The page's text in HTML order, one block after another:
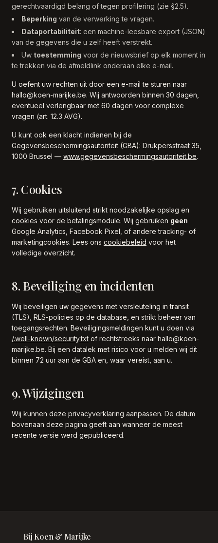
gerechtvaardigd belang of tegen profilering (zie §2.5).
Beperking van de verwerking te vragen.
Dataportabiliteit: een machine-leesbare export (JSON)
van de gegevens die u zelf heeft verstrekt.
Uw toestemming voor de nieuwsbrief op elk moment in
te trekken via de afmeldlink onderaan elke e-mail.
U oefent uw rechten uit door een e-mail te sturen naar
hallo@koen-marijke.be. Wij antwoorden binnen 30 dagen,
eventueel verlengbaar met 60 dagen voor complexe
vragen (art. 12.3 AVG).
U kunt ook een klacht indienen bij de
Gegevensbeschermingsautoriteit (GBA): Drukpersstraat 35,
1000 Brussel — www.gegevensbeschermingsautoriteit.be.
7. Cookies
Wij gebruiken uitsluitend strikt noodzakelijke opslag en
cookies voor de betalingsmodule. Wij gebruiken geen
Google Analytics, Facebook Pixel, of andere tracking- of
marketingcookies. Lees ons cookiebeleid voor het
volledige overzicht.
8. Beveiliging en incidenten
Wij beveiligen uw gegevens met versleuteling in transit
(TLS), RLS-policies op de database, en strikt beheer van
toegangsrechten. Beveiligingsmeldingen kunt u doen via
/.well-known/security.txt of rechtstreeks naar hallo@koen-
marijke.be. Bij een datalek met risico voor u melden wij dit
binnen 72 uur aan de GBA en, waar vereist, aan u.
9. Wijzigingen
Wij kunnen deze privacyverklaring aanpassen. De datum
bovenaan deze pagina geeft aan wanneer de meest
recente versie werd gepubliceerd.
Bij Koen & Marijke